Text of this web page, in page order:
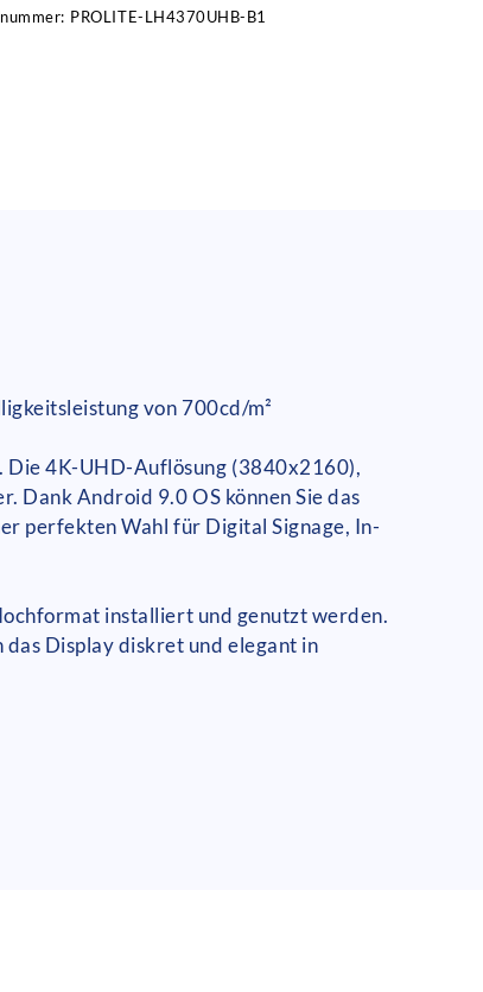
PROLITE-LH4370UHB-B1
von 700cd/m²
Die 4K-UHD-Auflösung (3840x2160),
Dank Android 9.0 OS können Sie das
perfekten Wahl für Digital Signage, In-
installiert und genutzt werden.
Display diskret und elegant in